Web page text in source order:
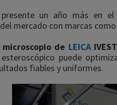
un año más en el
mercado con marcas como
microscopio de LEICA
puede
fiables y uniformes.